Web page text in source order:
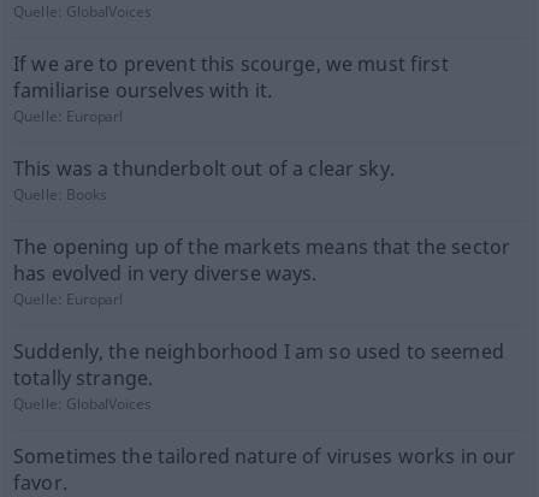
Quelle: GlobalVoices
If we are to prevent this scourge, we must first
familiarise ourselves with it.
Quelle: Europarl
This was a thunderbolt out of a clear sky.
Quelle: Books
The opening up of the markets means that the sector
has evolved in very diverse ways.
Quelle: Europarl
Suddenly, the neighborhood I am so used to seemed
totally strange.
Quelle: GlobalVoices
Sometimes the tailored nature of viruses works in our
favor.